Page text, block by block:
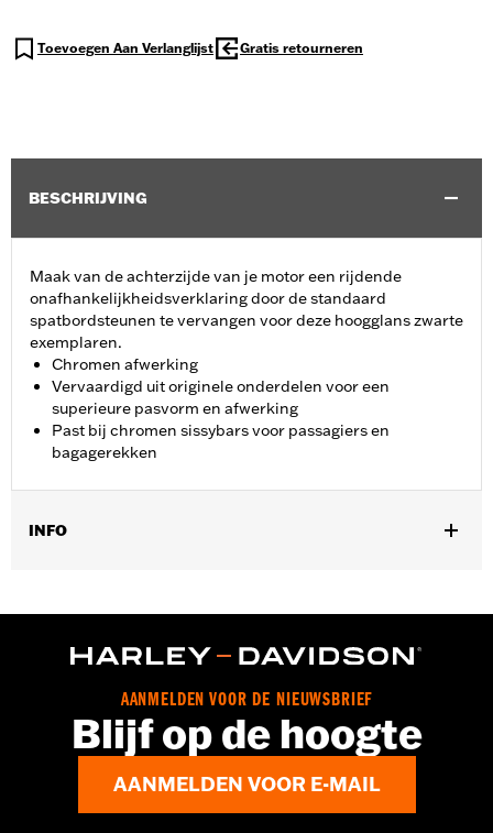
Toevoegen Aan Verlanglijst Gratis retourneren
BESCHRIJVING
Maak van de achterzijde van je motor een rijdende
onafhankelijkheidsverklaring door de standaard
spatbordsteunen te vervangen voor deze hoogglans zwarte
exemplaren.
Chromen afwerking
Vervaardigd uit originele onderdelen voor een
superieure pasvorm en afwerking
Past bij chromen sissybars voor passagiers en
bagagerekken
INFO
In de doos:Linker en rechter spatbordsteuncovers,
AANMELDEN VOOR DE NIEUWSBRIEF
Blijf op de hoogte
AANMELDEN VOOR E-MAIL